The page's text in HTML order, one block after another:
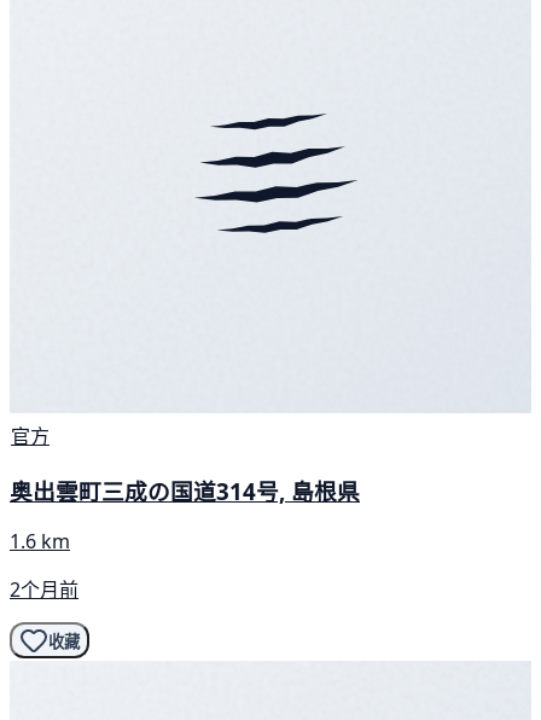
官方
奥出雲町三成の国道314号, 島根県
1.6 km
2个月前
收藏